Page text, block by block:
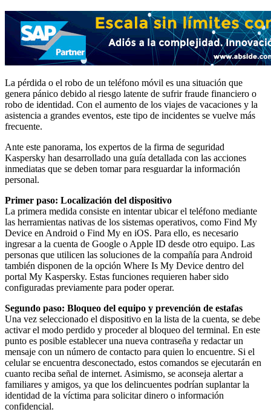
La pérdida o el robo de un teléfono móvil es una situación que
genera pánico debido al riesgo latente de sufrir fraude financiero o
robo de identidad. Con el aumento de los viajes de vacaciones y la
asistencia a grandes eventos, este tipo de incidentes se vuelve más
frecuente.
Ante este panorama, los expertos de la firma de seguridad
Kaspersky han desarrollado una guía detallada con las acciones
inmediatas que se deben tomar para resguardar la información
personal.
Primer paso: Localización del dispositivo
La primera medida consiste en intentar ubicar el teléfono mediante
las herramientas nativas de los sistemas operativos, como Find My
Device en Android o Find My en iOS. Para ello, es necesario
ingresar a la cuenta de Google o Apple ID desde otro equipo. Las
personas que utilicen las soluciones de la compañía para Android
también disponen de la opción Where Is My Device dentro del
portal My Kaspersky. Estas funciones requieren haber sido
configuradas previamente para poder operar.
Segundo paso: Bloqueo del equipo y prevención de estafas
Una vez seleccionado el dispositivo en la lista de la cuenta, se debe
activar el modo perdido y proceder al bloqueo del terminal. En este
punto es posible establecer una nueva contraseña y redactar un
mensaje con un número de contacto para quien lo encuentre. Si el
celular se encuentra desconectado, estos comandos se ejecutarán en
cuanto reciba señal de internet. Asimismo, se aconseja alertar a
familiares y amigos, ya que los delincuentes podrían suplantar la
identidad de la víctima para solicitar dinero o información
confidencial.